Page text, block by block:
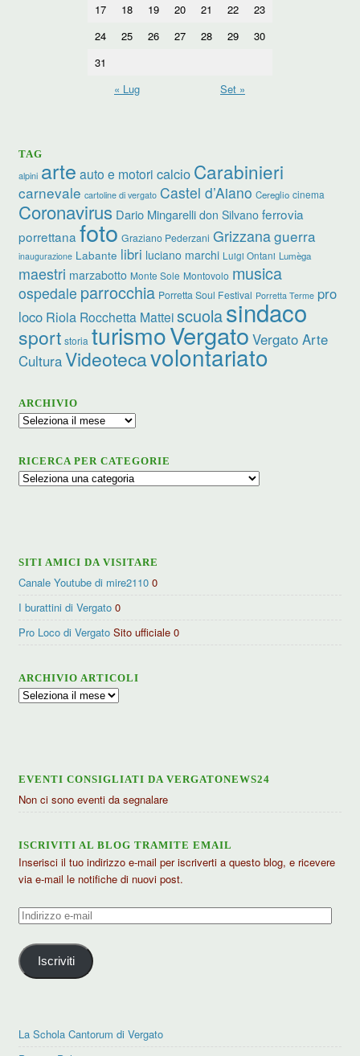
17
18 19 20 21 22
23
24
25 26 27 28 29
30
31
« Lug
Set »
TAG
alpini arte auto e motori calcio Carabinieri
carnevale cartoline di vergato Castel d’Aiano Cereglio cinema
Coronavirus Dario Mingarelli don Silvano ferrovia
porrettana foto Graziano Pederzani Grizzanaguerra
inaugurazione Labante libri luciano marchi Luigi Ontani Lumèga
maestri marzabotto Monte Sole Montovolo musica
ospedale parrocchia Porretta Soul Festival Porretta Terme pro
loco Riola Rocchetta Matteiscuolasindaco
sport storia turismoVergato Vergato Arte
CulturaVideotecavolontariato
ARCHIVIO
Archivio
RICERCA PER CATEGORIE
Ricerca
SITI AMICI DA VISITARE
Canale Youtube di mire2110 0
I burattini di Vergato 0
Pro Loco di Vergato Sito ufficiale 0
ARCHIVIO ARTICOLI
Archivio
EVENTI CONSIGLIATI DA VERGATONEWS24
Non ci sono eventi da segnalare
ISCRIVITI AL BLOG TRAMITE EMAIL
Inserisci il tuo indirizzo e-mail per iscriverti a questo blog, e ricevere
via e-mail le notifiche di nuovi post.
Indirizzo
mail
Iscriviti
La Schola Cantorum di Vergato